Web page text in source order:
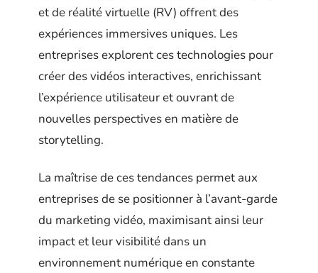
et de réalité virtuelle (RV) offrent des
expériences immersives uniques. Les
entreprises explorent ces technologies pour
créer des vidéos interactives, enrichissant
l’expérience utilisateur et ouvrant de
nouvelles perspectives en matière de
storytelling.
La maîtrise de ces tendances permet aux
entreprises de se positionner à l’avant-garde
du marketing vidéo, maximisant ainsi leur
impact et leur visibilité dans un
environnement numérique en constante